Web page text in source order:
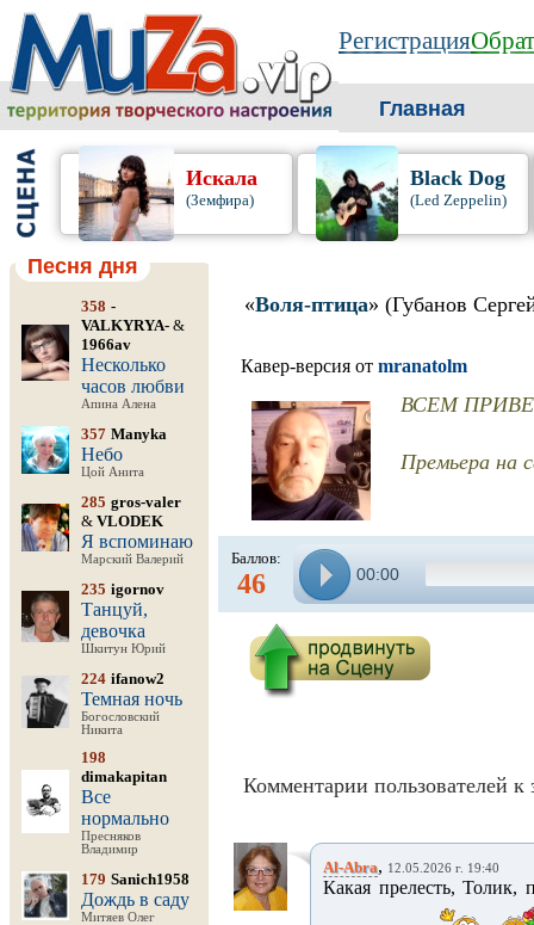
Регистрация
Главная
Искала
(Земфира)
Black Dog
(Led Zeppelin)
Песня дня
358 -
VALKYRYA- &
1966av
Несколько
часов любви
Апина Алена
357 Manyka
Небо
Цой Анита
285 gros-valer
& VLODEK
Я вспоминаю
Марский Валерий
235 igornov
Танцуй,
девочка
Шкитун Юрий
224 ifanow2
Темная ночь
Богословский
Никита
198
dimakapitan
Все
нормально
Пресняков
Владимир
179 Sanich1958
Дождь в саду
Митяев Олег
«Воля-птица» (Губанов
Кавер-версия от mranatolm
ВСЕМ
Премьера на
Баллов:
46 00:00
Комментарии пользователей к
Al-Abra, 12.05.2026 г. 19:40
Какая прелесть, Толик,